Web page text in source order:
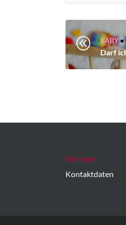
@ BABY•
Darf
Werben
Kontaktdaten